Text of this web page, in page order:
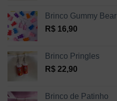
Brinco Gummy Bear
R$ 16,90
Brinco Pringles
R$ 22,90
Brinco de Patinho